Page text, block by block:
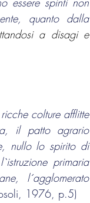
tanto dalla speranza di trovare in America di che arricchire rapidamente, quanto dalla
à di campare più oltre la vita nella loro patria, sia pure adattandosi a disagi e
colture afflitte
dalla mosca olearia, dalla fillossera; la possidenza retriva e assenteista, il patto agrario
nullo lo spirito di
primaria
lacrimevole, i servizi pubblici inadeguati, le abitazioni misere e malsane, l´agglomerato
1976, p.5)